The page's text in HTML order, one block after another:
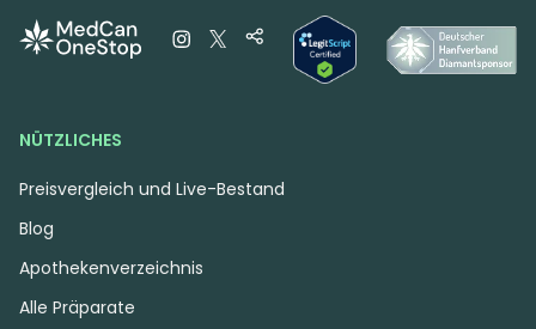
NÜTZLICHES
Preisvergleich und Live-Bestand
Blog
Apothekenverzeichnis
Alle Präparate